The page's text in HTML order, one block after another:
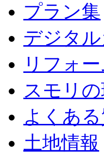
プラン集
デジタ
リフォ
スモリ
よくあ
土地情報